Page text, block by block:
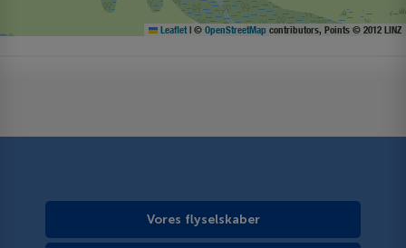
Leaflet | © OpenStreetMap contributors, Points © 2012 LINZ
Vores flyselskaber